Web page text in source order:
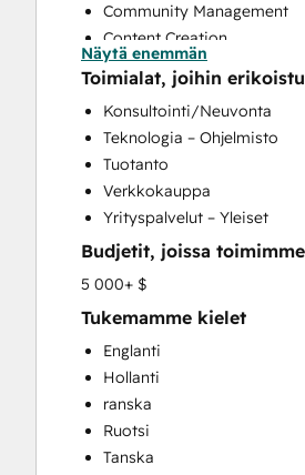
Community Management
Content Creation
Conversational Marketing
CRM Implementation
CRM Migration
Custom API Integrations
Customer Marketing
Customer Success Training
Customer Support Training
Customer Survey and
Email Marketing
Help Desk Implementation
HubSpot Onboarding
Knowledge Base
Paid Advertising
Programmable Automation
Sales and Marketing
Näytä enemmän
Toimialat, joihin
Konsultointi/Neuvonta
Teknologia – Ohjelmisto
Tuotanto
Verkkokauppa
Yrityspalvelut – Yleiset
Budjetit, joissa toimimme
5 000+ $
Tukemamme kielet
Englanti
Hollanti
ranska
Ruotsi
Tanska